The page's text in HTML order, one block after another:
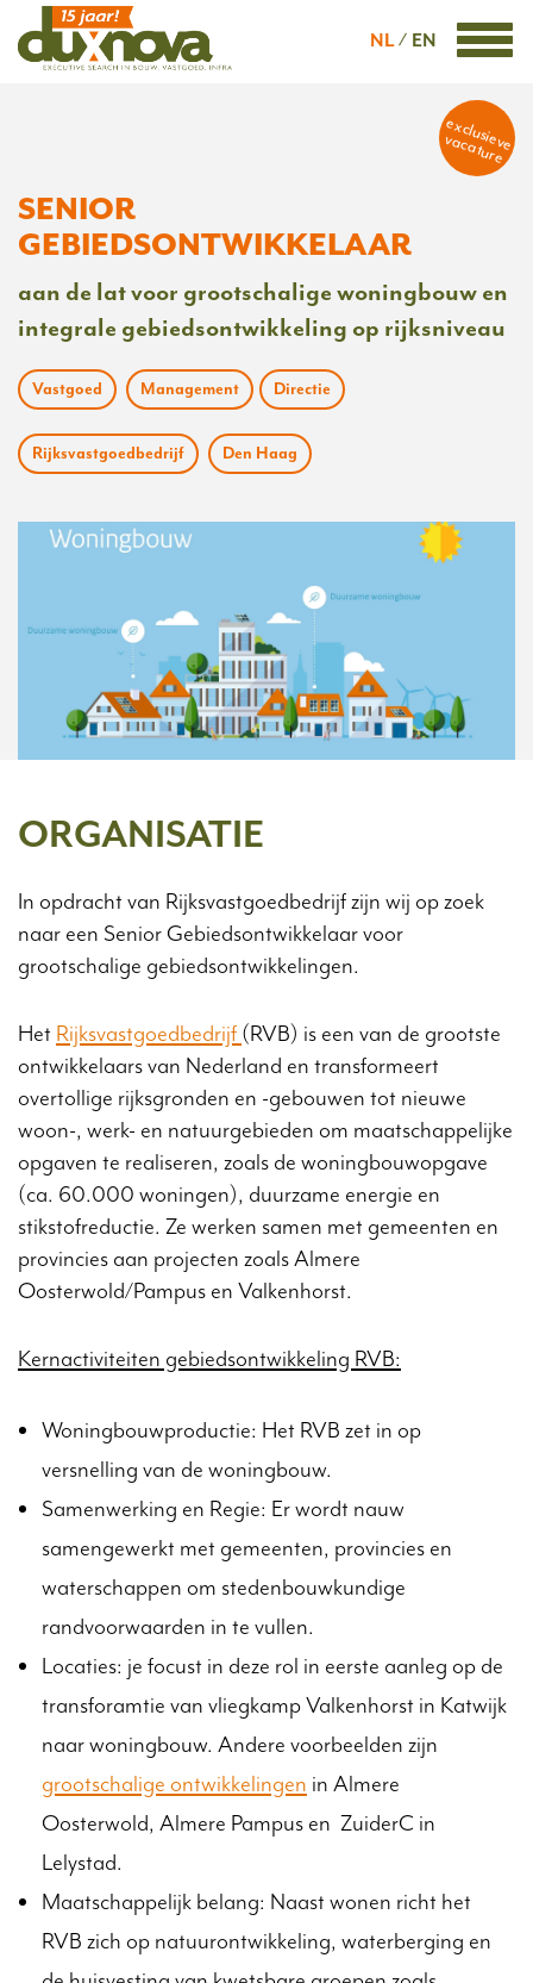
NL EN
exclusieve
vacature
SENIOR
GEBIEDSONTWIKKELAAR
aan de lat voor grootschalige woningbouw en
integrale gebiedsontwikkeling op rijksniveau
Vastgoed Management Directie
Rijksvastgoedbedrijf Den Haag
ORGANISATIE
In opdracht van Rijksvastgoedbedrijf zijn wij op zoek
naar een Senior Gebiedsontwikkelaar voor
grootschalige gebiedsontwikkelingen.
Het Rijksvastgoedbedrijf (RVB) is een van de grootste
ontwikkelaars van Nederland en transformeert
overtollige rijksgronden en -gebouwen tot nieuwe
woon-, werk- en natuurgebieden om maatschappelijke
opgaven te realiseren, zoals de woningbouwopgave
(ca. 60.000 woningen), duurzame energie en
stikstofreductie. Ze werken samen met gemeenten en
provincies aan projecten zoals Almere
Oosterwold/Pampus en Valkenhorst.
Kernactiviteiten gebiedsontwikkeling RVB:
Woningbouwproductie: Het RVB zet in op
versnelling van de woningbouw.
Samenwerking en Regie: Er wordt nauw
samengewerkt met gemeenten, provincies en
waterschappen om stedenbouwkundige
randvoorwaarden in te vullen.
Locaties: je focust in deze rol in eerste aanleg op de
transforamtie van vliegkamp Valkenhorst in Katwijk
naar woningbouw. Andere voorbeelden zijn
grootschalige ontwikkelingen in Almere
Oosterwold, Almere Pampus en ZuiderC in
Lelystad.
Maatschappelijk belang: Naast wonen richt het
RVB zich op natuurontwikkeling, waterberging en